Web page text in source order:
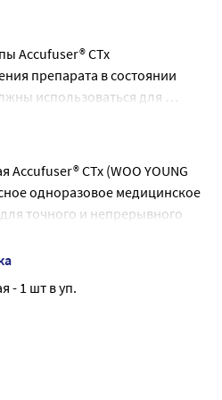
Accufuser® CTx
препарата в состоянии
использоваться для
привезти к замедлению
CTx (WOO YOUNG
одноразовое медицинское
точного и непрерывного
снижению частоты
инфузоры, полностью
не только в
домашних и даже
- 1 шт в уп.